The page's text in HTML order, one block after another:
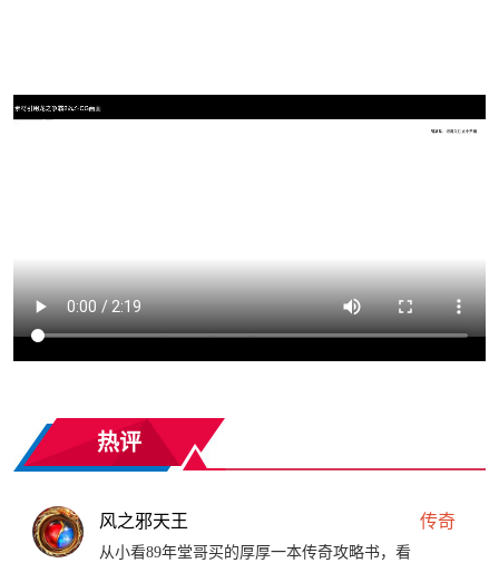
热评
风之邪天王 传奇
从小看89年堂哥买的厚厚一本传奇攻略书，看